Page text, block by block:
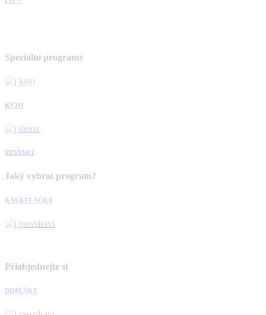
Speciální programy
KETO
RESTART
Jaký vybrat program?
KALKULAČKA
Přiobjednejte si
DOPLŇKY